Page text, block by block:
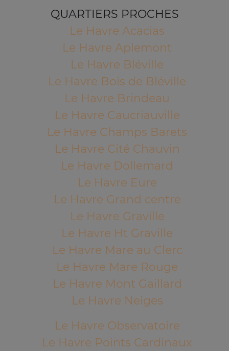
QUARTIERS PROCHES
Le Havre Acacias
Le Havre Aplemont
Le Havre Bléville
Le Havre Bois de Bléville
Le Havre Brindeau
Le Havre Caucriauville
Le Havre Champs Barets
Le Havre Cité Chauvin
Le Havre Dollemard
Le Havre Eure
Le Havre Grand centre
Le Havre Graville
Le Havre Ht Graville
Le Havre Mare au Clerc
Le Havre Mare Rouge
Le Havre Mont Gaillard
Le Havre Neiges
Le Havre Observatoire
Le Havre Points Cardinaux